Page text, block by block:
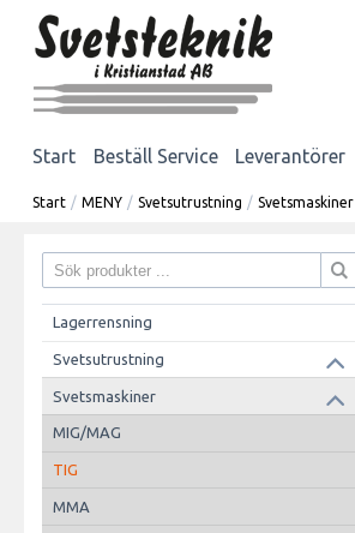
Start Beställ Service Leverantörer
Start / MENY / Svetsutrustning / Svetsmaskiner
Lagerrensning
Svetsutrustning
Svetsmaskiner
MIG/MAG
TIG
MMA